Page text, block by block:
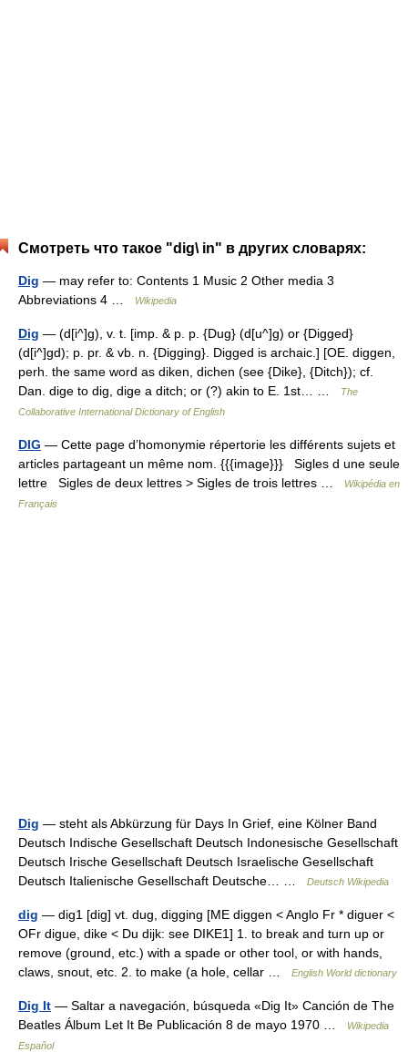
Смотреть что такое "dig\ in" в других словарях:
Dig — may refer to: Contents 1 Music 2 Other media 3
Abbreviations 4 …
Wikipedia
Dig — (d[i^]g), v. t. [imp. & p. p. {Dug} (d[u^]g) or {Digged}
(d[i^]gd); p. pr. & vb. n. {Digging}. Digged is archaic.] [OE. diggen,
perh. the same word as diken, dichen (see {Dike}, {Ditch}); cf.
Dan. dige to dig, dige a ditch; or (?) akin to E. 1st… …
The
Collaborative International Dictionary of English
DIG — Cette page d’homonymie répertorie les différents sujets et
articles partageant un même nom. {{{image}}} Sigles d une seule
lettre Sigles de deux lettres > Sigles de trois lettres …
Wikipédia en
Français
Dig — steht als Abkürzung für Days In Grief, eine Kölner Band
Deutsch Indische Gesellschaft Deutsch Indonesische Gesellschaft
Deutsch Irische Gesellschaft Deutsch Israelische Gesellschaft
Deutsch Italienische Gesellschaft Deutsche… …
Deutsch Wikipedia
dig — dig1 [dig] vt. dug, digging [ME diggen < Anglo Fr * diguer <
OFr digue, dike < Du dijk: see DIKE1] 1. to break and turn up or
remove (ground, etc.) with a spade or other tool, or with hands,
claws, snout, etc. 2. to make (a hole, cellar …
English World dictionary
Dig It — Saltar a navegación, búsqueda «Dig It» Canción de The
Beatles Álbum Let It Be Publicación 8 de mayo 1970 …
Wikipedia
Español